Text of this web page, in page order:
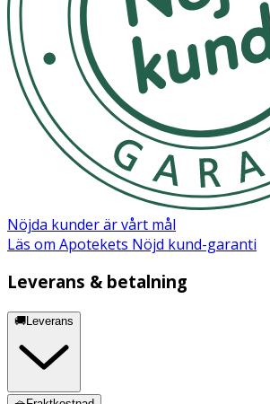
- Avlägsna alla fästanordningar i plast
ges till barnet
Förvaring
Förvara gosedjuret i en torr miljö och
solljus för att bevara färger och
Nöjda kunder är vårt mål
Läs om Apotekets Nöjd kund-garanti
Leverans & betalning
🚚Leverans